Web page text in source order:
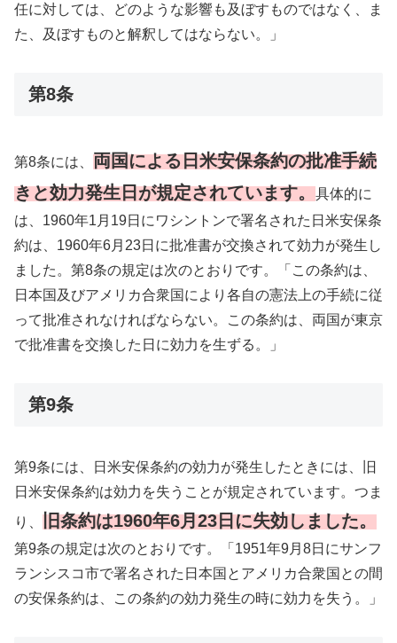
任に対しては、どのような影響も及ぼすものではなく、ま
た、及ぼすものと解釈してはならない。」
第8条
第8条には、 両国による日米安保条約の批准手続
きと効力発生日が規定されています。具体的に
は、1960年1月19日にワシントンで署名された日米安保条
約は、1960年6月23日に批准書が交換されて効力が発生し
ました。第8条の規定は次のとおりです。「この条約は、
日本国及びアメリカ合衆国により各自の憲法上の手続に従
って批准されなければならない。この条約は、両国が東京
で批准書を交換した日に効力を生ずる。」
第9条
第9条には、日米安保条約の効力が発生したときには、旧
日米安保条約は効力を失うことが規定されています。つま
り、 旧条約は1960年6月23日に失効しました。
第9条の規定は次のとおりです。「1951年9月8日にサンフ
ランシスコ市で署名された日本国とアメリカ合衆国との間
の安保条約は、この条約の効力発生の時に効力を失う。」